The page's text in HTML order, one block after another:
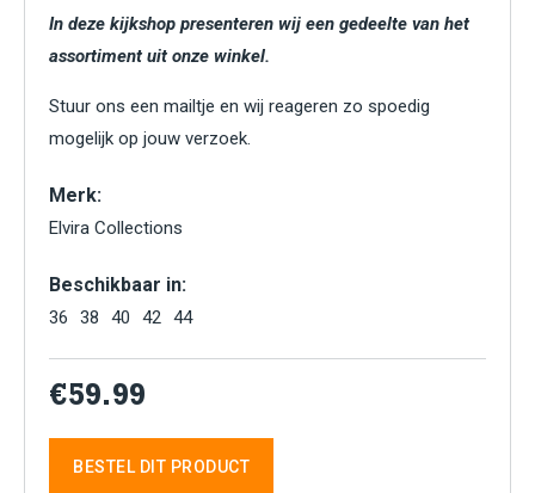
In deze kijkshop presenteren wij een gedeelte van het
assortiment uit onze winkel.
Stuur ons een mailtje en wij reageren zo spoedig
mogelijk op jouw verzoek.
Merk:
Elvira Collections
Beschikbaar in:
36 38 40 42 44
€59.99
BESTEL DIT PRODUCT